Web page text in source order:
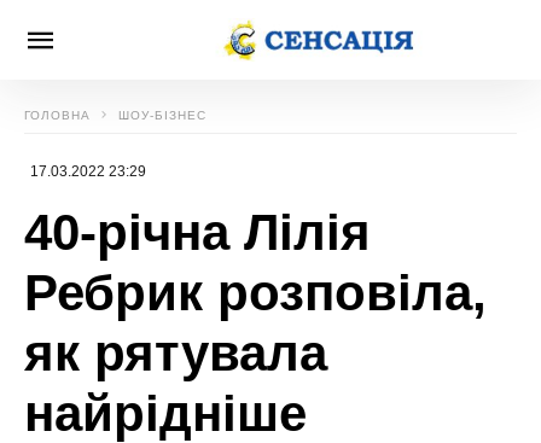
ГОЛОВНА ШОУ-БІЗНЕС
17.03.2022 23:29
40-річна Лілія
Ребрик розповіла,
як рятувала
найрідніше